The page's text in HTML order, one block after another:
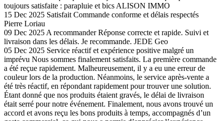
toujours satisfaite : parapluie et bics ALISON IMMO
15 Dec 2025 Satisfait Commande conforme et délais respectés
Pierre Loriau
09 Dec 2025 A recommander Réponse correcte et rapide. Suivi et
livraison dans les délais. Je recommande. JEDE Geo
05 Dec 2025 Service réactif et expérience positive malgré un
imprévu Nous sommes finalement satisfaits. La première commande
a été reçue rapidement. Malheureusement, il y a eu une erreur de
couleur lors de la production. Néanmoins, le service après-vente a
été très réactif, en répondant rapidement pour trouver une solution.
Étant donné que nos produits étaient gravés, le délai de livraison
était serré pour notre événement. Finalement, nous avons trouvé un
accord et avons reçu les bons produits à temps, accompagnés d’un